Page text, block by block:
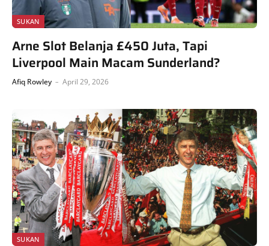
SUKAN
Arne Slot Belanja £450 Juta, Tapi
Liverpool Main Macam Sunderland?
Afiq Rowley April 29, 2026
SUKAN